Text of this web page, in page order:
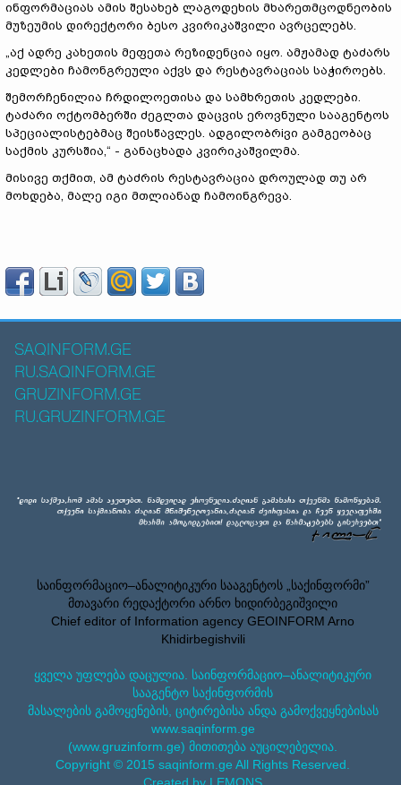
ინფორმაციას ამის შესახებ ლაგოდეხის მხარეთმცოდნეობის
მუზეუმის დირექტორი ბესო კვირიკაშვილი ავრცელებს.
„აქ ადრე კახეთის მეფეთა რეზიდენცია იყო. ამჟამად ტაძარს
კედლები ჩამონგრეული აქვს და რესტავრაციას საჭიროებს.
შემორჩენილია ჩრდილოეთისა და სამხრეთის კედლები.
ტაძარი ოქტომბერში ძეგლთა დაცვის ეროვნული სააგენტოს
სპეციალისტებმაც შეისწავლეს. ადგილობრiვი გამგეობაც
საქმის კურსშია,“ - განაცხადა კვირიკაშვილმა.
მისივე თქმით, ამ ტაძრის რესტავრაცია დროულად თუ არ
მოხდება, მალე იგი მთლიანად ჩამოინგრევა.
SAQINFORM.GE
RU.SAQINFORM.GE
GRUZINFORM.GE
RU.GRUZINFORM.GE
საინფორმაციო–ანალიტიკური სააგენტოს „საქინფორმი”
მთავარი რედაქტორი არნო ხიდირბეგიშვილი
Chief editor of Information agency GEOINFORM Arno
Khidirbegishvili
ყველა უფლება დაცულია. საინფორმაციო–ანალიტიკური
სააგენტო საქინფორმის
მასალების გამოყენების, ციტირებისა ანდა გამოქვეყნებისას
www.saqinform.ge
(www.gruzinform.ge) მითითება აუცილებელია.
Copyright © 2015 saqinform.ge All Rights Reserved.
Created by LEMONS